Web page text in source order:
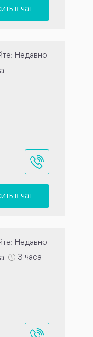
в чат
Недавно
в чат
Недавно
3 часа